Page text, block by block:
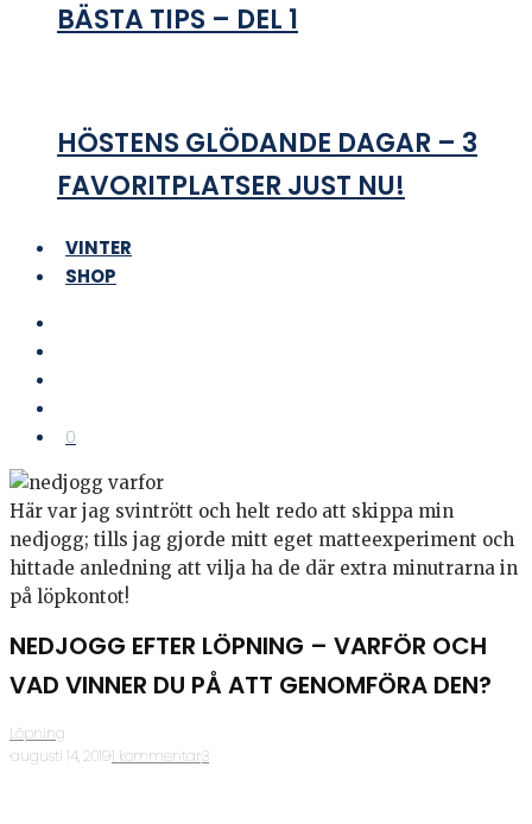
BÄSTA TIPS – DEL 1
HÖSTENS GLÖDANDE DAGAR – 3
FAVORITPLATSER JUST NU!
VINTER
SHOP
0
Här var jag svintrött och helt redo att skippa min
nedjogg; tills jag gjorde mitt eget matteexperiment och
hittade anledning att vilja ha de där extra minutrarna in
på löpkontot!
NEDJOGG EFTER LÖPNING – VARFÖR OCH
VAD VINNER DU PÅ ATT GENOMFÖRA DEN?
Löpning
·augusti 14, 2019·1 kommentar·3